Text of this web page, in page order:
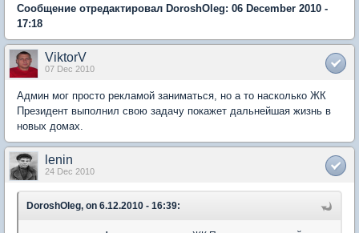
Сообщение отредактировал DoroshOleg: 06 December 2010 -
17:18
ViktorV
07 Dec 2010
Админ мог просто рекламой заниматься, но а то насколько ЖК
Президент выполнил свою задачу покажет дальнейшая жизнь в
новых домах.
lenin
24 Dec 2010
DoroshOleg, on 6.12.2010 - 16:39: